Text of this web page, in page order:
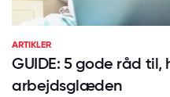
ARTIKLER
GUIDE: 5 gode råd
arbejdsglæden